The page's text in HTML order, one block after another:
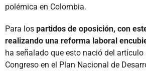
polémica en Colombia.
Para los partidos de oposición, con
realizando una reforma laboral
ha señalado que esto nació del artículo
Congreso en el Plan Nacional de